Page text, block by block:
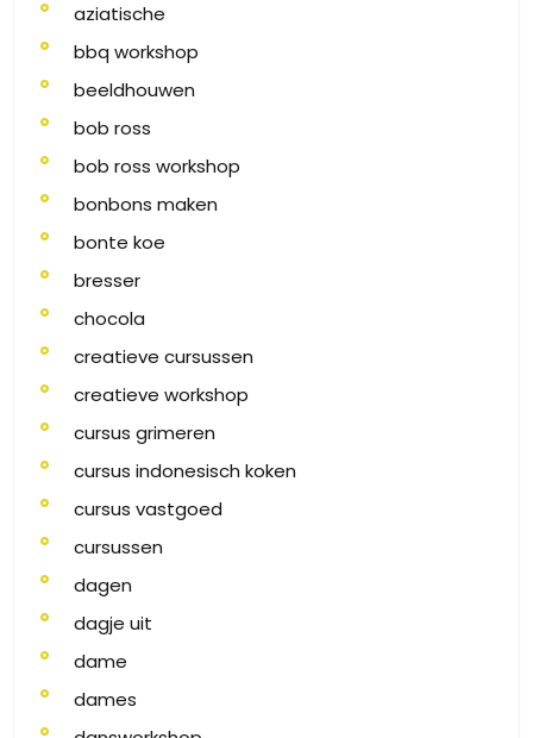
aziatische
bbq workshop
beeldhouwen
bob ross
bob ross workshop
bonbons maken
bonte koe
bresser
chocola
creatieve cursussen
creatieve workshop
cursus grimeren
cursus indonesisch koken
cursus vastgoed
cursussen
dagen
dagje uit
dame
dames